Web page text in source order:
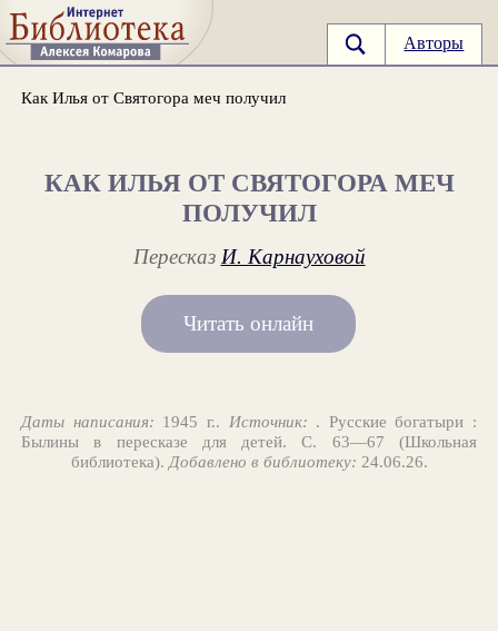
Авторы
Как Илья от Святогора меч получил
КАК ИЛЬЯ ОТ СВЯТОГОРА МЕЧ
ПОЛУЧИЛ
Пересказ И. Карнауховой
Читать онлайн
Даты написания: 1945 г.. Источник: . Русские богатыри :
Былины в пересказе для детей. С. 63—67 (Школьная
библиотека). Добавлено в библиотеку: 24.06.26.